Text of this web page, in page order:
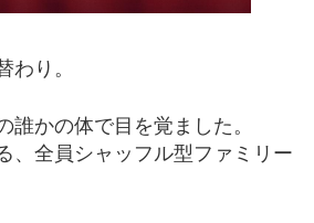
り。
誰かの体で目を覚ました。
、全員シャッフル型ファミリー